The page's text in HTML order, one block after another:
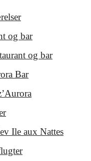
og bar
og bar
Bar
Ile aux Nattes